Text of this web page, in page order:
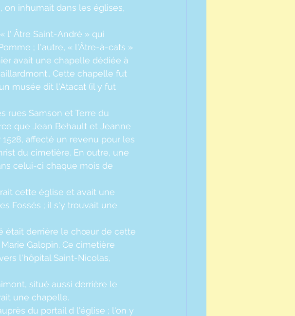
on inhumait dans les églises,
l' Âtre Saint-André » qui
; l'autre, « l'Âtre-à-cats »
avait une chapelle dédiée à
Cette chapelle fut
musée dit l'Atacat (il y fut
rues Samson et Terre du
que Jean Behault et Jeanne
affecté un revenu pour les
du cimetière. En outre, une
celui-ci chaque mois de
cette église et avait une
Fossés ; il s'y trouvait une
était derrière le chœur de cette
Galopin. Ce cimetière
l'hôpital Saint-Nicolas,
situé aussi derrière le
une chapelle.
du portail d l'église ; l'on y